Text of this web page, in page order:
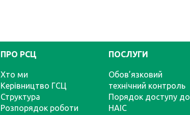
ПРО РСЦ
Хто ми
Керівництво ГСЦ
Структура
Розпорядок роботи
ПОСЛУГИ
Обов’язковий
технічний контроль
Порядок доступу до
НАІС